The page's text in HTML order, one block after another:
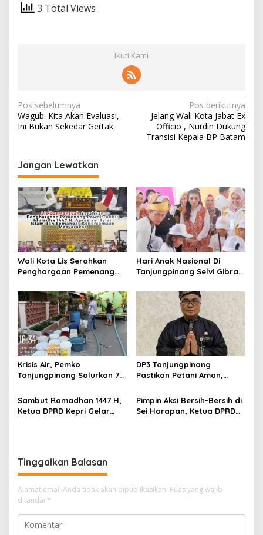
3 Total Views
Ikuti Kami
N
a
i
g
a
s
i
p
o
s
Pos sebelumnya
Wagub: Kita Akan Evaluasi,
Ini Bukan Sekedar Gertak
Pos berikutnya
Jelang Wali Kota Jabat Ex
Officio , Nurdin Dukung
Transisi Kepala BP Batam
Jangan Lewatkan
Wali Kota Lis Serahkan
Penghargaan Pemenang
H, Ajak Masyarakat Terus
Hidupkan Syiar Islam
Hari Anak Nasional Di
Tanjungpinang Selvi Gibran
Nasional RANA
Krisis Air, Pemko
Tanjungpinang Salurkan 75
Terus Berlanj
DP3 Tanjungpinang
Pastikan Petani Aman,
Instrumen Kendali Inflasi
Sambut Ramadhan 1447 H,
Ketua DPRD Kepri Gelar
Pimpin Aksi Bersih-Bersih di
Sei Harapan, Ketua DPRD
Tinggalkan Balasan
Alamat email Anda tidak akan dipublikasikan. Ruas yang wajib
ditandai *